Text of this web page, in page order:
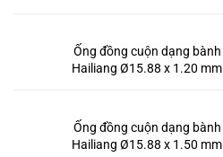
Ống đồng cuộn dạng bành
Hailiang Ø15.88 x 1.20 mm
Ống đồng cuộn dạng bành
Hailiang Ø15.88 x 1.50 mm